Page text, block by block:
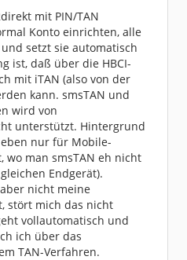
mit PIN/TAN
Konto einrichten, alle
setzt sie automatisch
ist, daß über die HBCI-
mit iTAN (also von der
kann. smsTAN und
wird von
unterstützt. Hintergrund
nur für Mobile-
wo man smsTAN eh nicht
Endgerät).
nicht meine
stört mich das nicht
vollautomatisch und
ich über das
TAN-Verfahren.